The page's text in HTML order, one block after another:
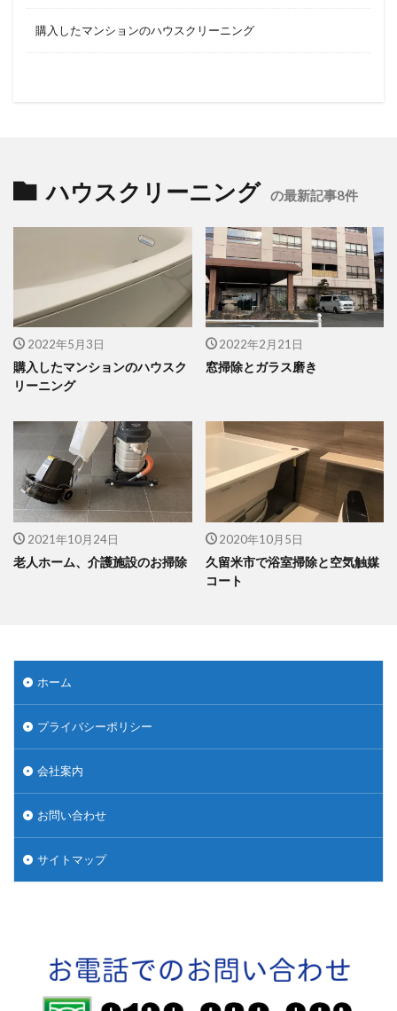
購入したマンションのハウスクリーニング
ハウスクリーニング の最新記事8件
2022年5月3日
購入したマンションのハウスク
リーニング
2022年2月21日
窓掃除とガラス磨き
2021年10月24日
老人ホーム、介護施設のお掃除
2020年10月5日
久留米市で浴室掃除と空気触媒
コート
ホーム
プライバシーポリシー
会社案内
お問い合わせ
サイトマップ